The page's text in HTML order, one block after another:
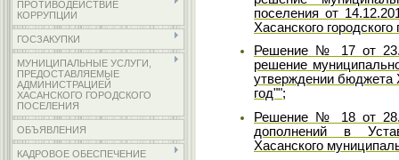
ПРОТИВОДЕЙСТВИЕ
КОРРУПЦИИ
ГОСЗАКУПКИ
МУНИЦИПАЛЬНЫЕ УСЛУГИ,
ПРЕДОСТАВЛЯЕМЫЕ
АДМИНИСТРАЦИЕЙ
ХАСАНСКОГО ГОРОДСКОГО
ПОСЕЛЕНИЯ
ОБЪЯВЛЕНИЯ
КАДРОВОЕ ОБЕСПЕЧЕНИЕ
поселения от
Хасанского
Решение № 17 от
решение
утверждении бюджета
год"";
Решение № 18 от
дополнений в
Хасанского